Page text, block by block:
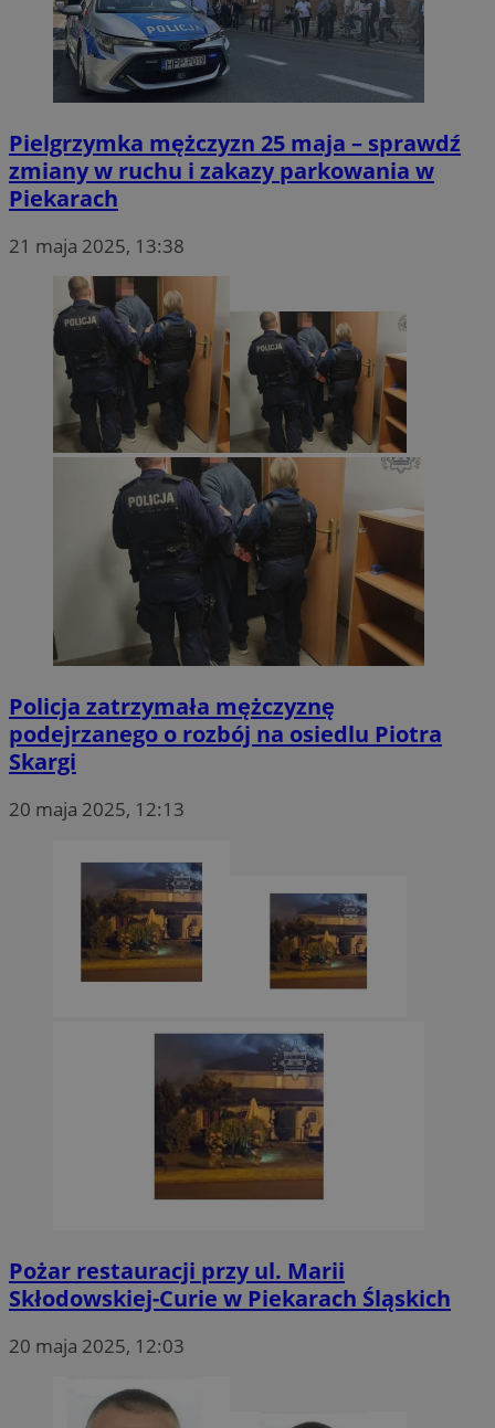
Pielgrzymka mężczyzn 25 maja – sprawdź
zmiany w ruchu i zakazy parkowania w
Piekarach
21 maja 2025, 13:38
Policja zatrzymała mężczyznę
podejrzanego o rozbój na osiedlu Piotra
Skargi
20 maja 2025, 12:13
Pożar restauracji przy ul. Marii
Skłodowskiej-Curie w Piekarach Śląskich
20 maja 2025, 12:03